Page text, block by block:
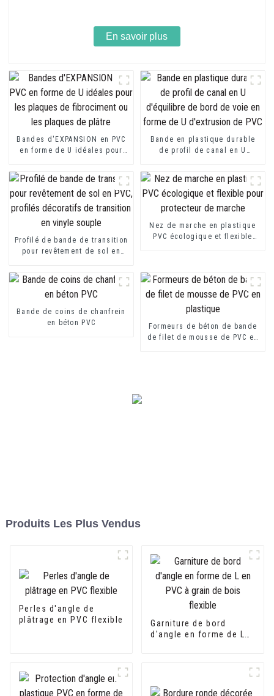
En savoir plus
Bandes d'EXPANSION en PVC
en forme de U idéales pour
les plaques de plâtre
Bande en plastique durable
de profil de canal en U
en forme de U d'extrusion de
PVC
Profilé de bande de transition
pour revêtement de sol en
transition en vinyle souple
Nez de marche en plastique
PVC écologique et flexible
Bande de coins de chanfrein
en béton PVC
Formeurs de béton de bande
de filet de mousse de PVC en
Produits Les Plus Vendus
Perles d'angle de
plâtrage en PVC flexible
Garniture de bord
d'angle en forme de L